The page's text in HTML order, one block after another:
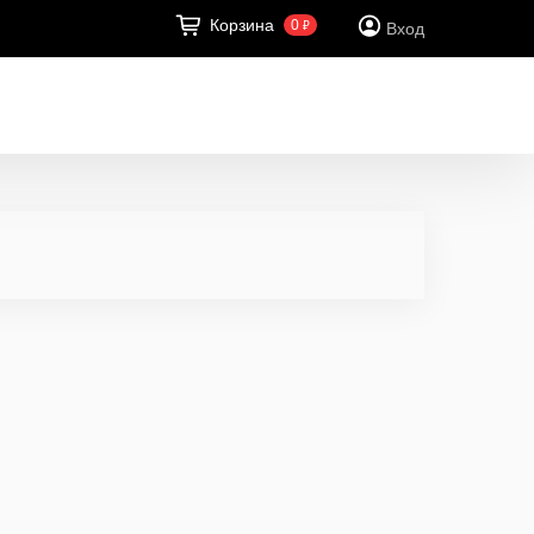
Корзина 0 ₽ Вход